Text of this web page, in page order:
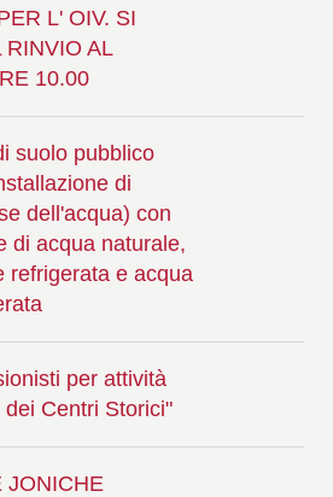
L' OIV. SI
RINVIO AL
10.00
suolo pubblico
di
dell'acqua) con
di acqua naturale,
refrigerata e acqua
per attività
Centri Storici"
JONICHE